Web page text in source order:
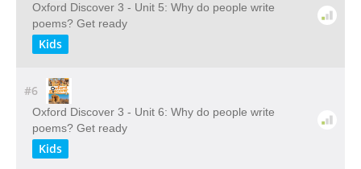
Oxford Discover 3 - Unit 5: Why do people write
poems? Get ready
Kids
#6
Oxford Discover 3 - Unit 6: Why do people write
poems? Get ready
Kids